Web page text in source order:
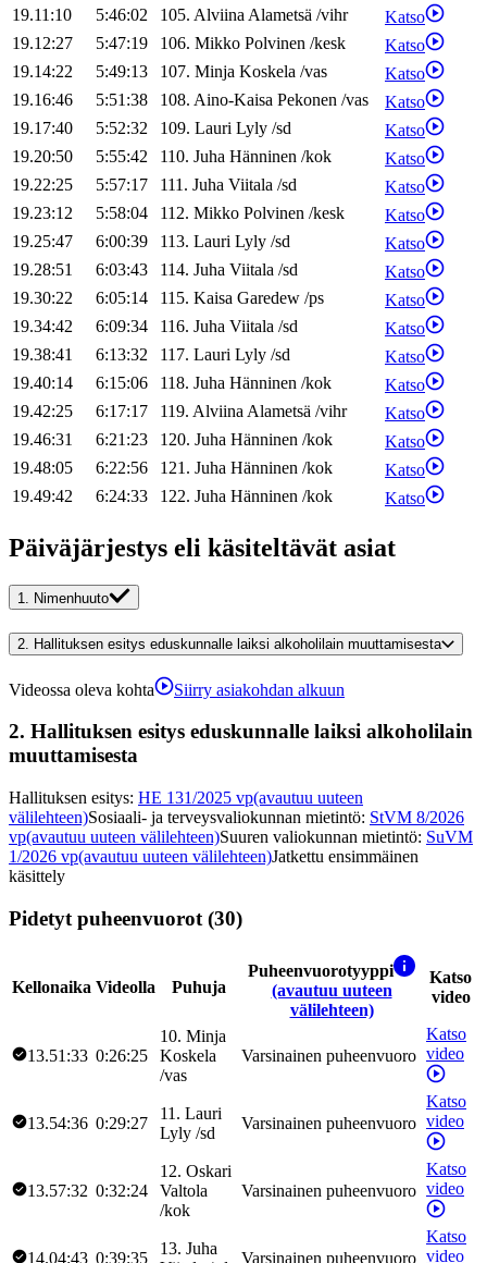
19.11:10
5:46:02 105. AlviinaAlametsä /vihr
Katso
19.12:27
5:47:19 106. Mikko Polvinen /kesk
Katso
19.14:22
5:49:13 107. Minja Koskela /vas
Katso
19.16:46
5:51:38 108. Aino-Kaisa Pekonen /vas
Katso
19.17:40
5:52:32 109. Lauri Lyly /sd
Katso
19.20:50
5:55:42 110. Juha Hänninen /kok
Katso
19.22:25
5:57:17 111. Juha Viitala /sd
Katso
19.23:12
5:58:04 112. Mikko Polvinen /kesk
Katso
19.25:47
6:00:39 113. Lauri Lyly /sd
Katso
19.28:51
6:03:43 114. Juha Viitala /sd
Katso
19.30:22
6:05:14 115. Kaisa Garedew /ps
Katso
19.34:42
6:09:34 116. Juha Viitala /sd
Katso
19.38:41
6:13:32 117. Lauri Lyly /sd
Katso
19.40:14
6:15:06 118. Juha Hänninen /kok
Katso
19.42:25
6:17:17 119. AlviinaAlametsä /vihr
Katso
19.46:31
6:21:23 120. Juha Hänninen /kok
Katso
19.48:05
6:22:56 121. Juha Hänninen /kok
Katso
19.49:42
6:24:33 122. Juha Hänninen /kok Katso
Päiväjärjestys eli käsiteltävät asiat
1. Nimenhuuto
2. Hallituksen esitys eduskunnalle laiksi alkoholilain muuttamisesta
Videossa oleva kohta Siirry asiakohdan alkuun
2. Hallituksen esitys eduskunnalle laiksi alkoholilain
muuttamisesta
Hallituksen esitys: HE 131/2025 vp(avautuu uuteen
välilehteen)Sosiaali- ja terveysvaliokunnan mietintö: StVM 8/2026
vp(avautuu uuteen välilehteen)Suuren valiokunnan mietintö: SuVM
1/2026 vp(avautuu uuteen välilehteen)Jatkettu ensimmäinen
käsittely
Pidetyt puheenvuorot (30)
Kellonaika Videolla Puhuja
Puheenvuorotyyppi
(avautuu uuteen
välilehteen)
Katso
video
13.51:33 0:26:25
10. Minja
Koskela
/vas
Varsinainen puheenvuoro
Katso
video
13.54:36 0:29:27
11 . Lauri
Lyly /sd
Varsinainen puheenvuoro
Katso
video
13.57:32 0:32:24
12. Oskari
Valtola
/kok
Varsinainen puheenvuoro
Katso
video
14.04:43 0:39:35
13. Juha
Varsinainen puheenvuoro
Katso
video